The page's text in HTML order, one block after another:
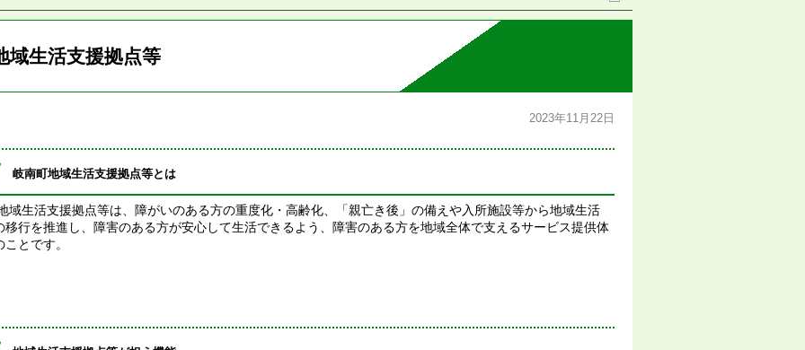
域生活支援拠点等
2023年11月22日
岐南町地域生活支援拠点等とは
域生活支援拠点等は、障がいのある方の重度化・高齢化、「親亡き後」の備えや入所施設等から地域生活
移行を推進し、障害のある方が安心して生活できるよう、障害のある方を地域全体で支えるサービス提供体
ことです。